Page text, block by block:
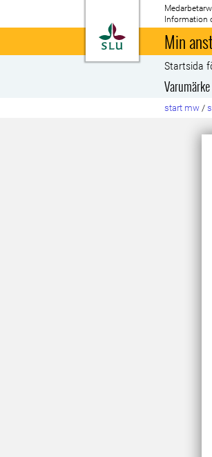
Till startsida
Information
Min
Startsida
start mw /